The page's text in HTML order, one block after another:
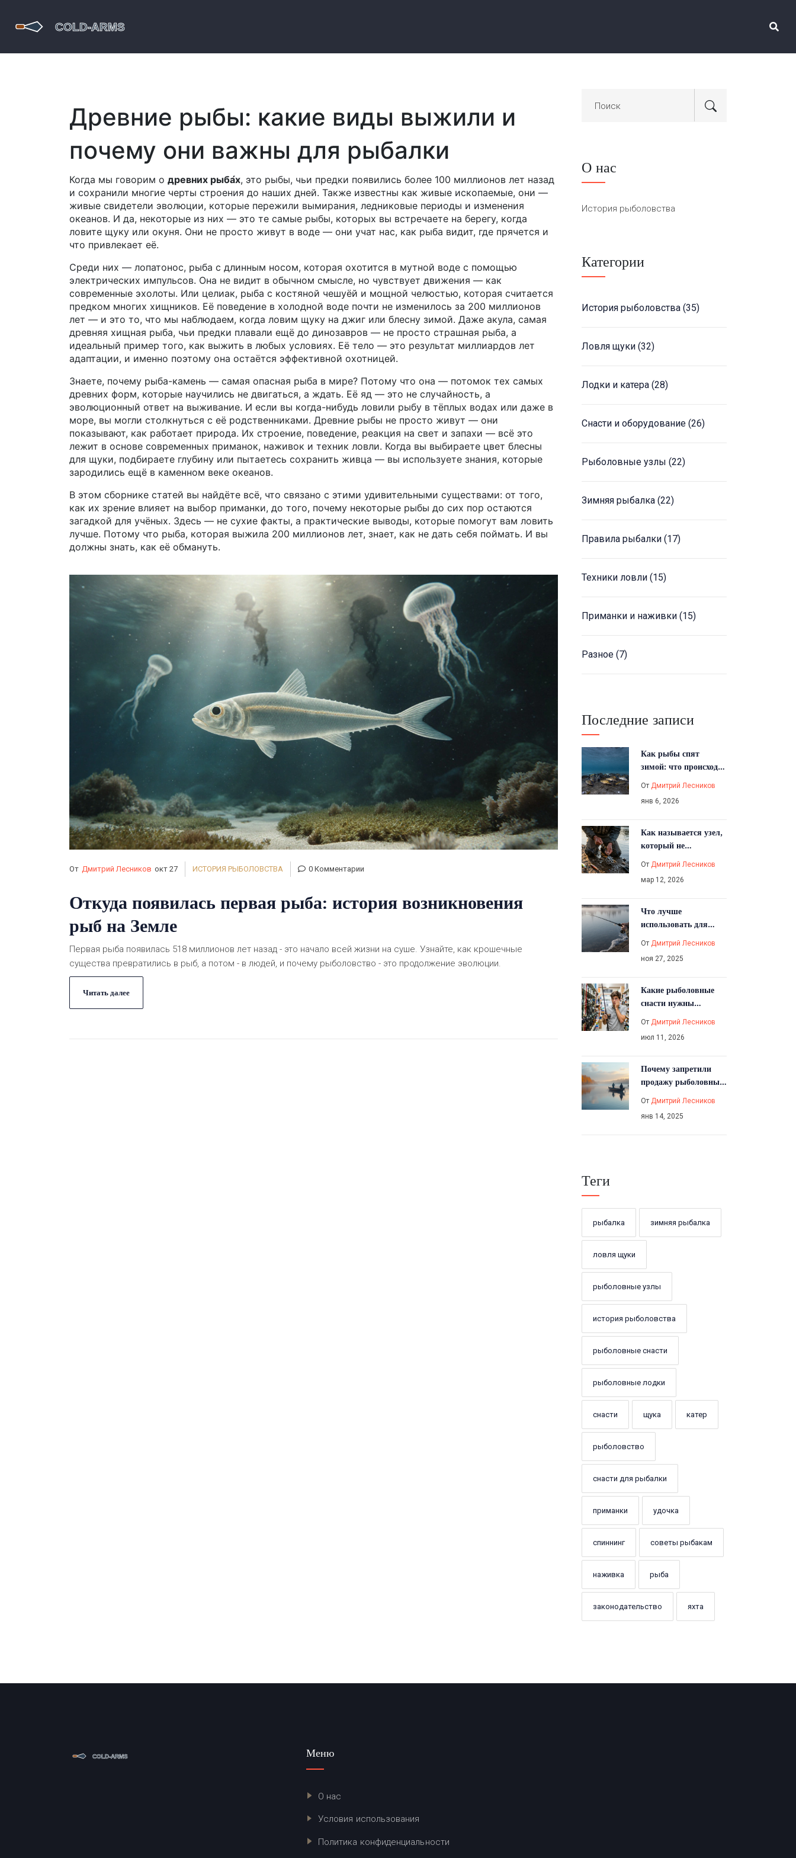
Древние рыбы: какие виды выжили и
почему они важны для рыбалки
Когда мы говорим о древних рыба́х, это рыбы, чьи предки появились более 100 миллионов лет назад
и сохранили многие черты строения до наших дней. Также известны как живые ископаемые, они —
живые свидетели эволюции, которые пережили вымирания, ледниковые периоды и изменения
океанов. И да, некоторые из них — это те самые рыбы, которых вы встречаете на берегу, когда
ловите щуку или окуня. Они не просто живут в воде — они учат нас, как рыба видит, где прячется и
что привлекает её.
Среди них — лопатонос, рыба с длинным носом, которая охотится в мутной воде с помощью
электрических импульсов. Она не видит в обычном смысле, но чувствует движения — как
современные эхолоты. Или целиак, рыба с костяной чешуёй и мощной челюстью, которая считается
предком многих хищников. Её поведение в холодной воде почти не изменилось за 200 миллионов
лет — и это то, что мы наблюдаем, когда ловим щуку на джиг или блесну зимой. Даже акула, самая
древняя хищная рыба, чьи предки плавали ещё до динозавров — не просто страшная рыба, а
идеальный пример того, как выжить в любых условиях. Её тело — это результат миллиардов лет
адаптации, и именно поэтому она остаётся эффективной охотницей.
Знаете, почему рыба-камень — самая опасная рыба в мире? Потому что она — потомок тех самых
древних форм, которые научились не двигаться, а ждать. Её яд — это не случайность, а
эволюционный ответ на выживание. И если вы когда-нибудь ловили рыбу в тёплых водах или даже в
море, вы могли столкнуться с её родственниками. Древние рыбы не просто живут — они
показывают, как работает природа. Их строение, поведение, реакция на свет и запахи — всё это
лежит в основе современных приманок, наживок и техник ловли. Когда вы выбираете цвет блесны
для щуки, подбираете глубину или пытаетесь сохранить живца — вы используете знания, которые
зародились ещё в каменном веке океанов.
В этом сборнике статей вы найдёте всё, что связано с этими удивительными существами: от того,
как их зрение влияет на выбор приманки, до того, почему некоторые рыбы до сих пор остаются
загадкой для учёных. Здесь — не сухие факты, а практические выводы, которые помогут вам ловить
лучше. Потому что рыба, которая выжила 200 миллионов лет, знает, как не дать себя поймать. И вы
должны знать, как её обмануть.
От Дмитрий Лесников окт 27 ИСТОРИЯ РЫБОЛОВСТВА 0 Комментарии
Откуда появилась первая рыба: история возникновения
рыб на Земле
Первая рыба появилась 518 миллионов лет назад - это начало всей жизни на суше. Узнайте, как крошечные
существа превратились в рыб, а потом - в людей, и почему рыболовство - это продолжение эволюции.
Читать далее
О нас
История рыболовства
Категории
История рыболовства (35)
Ловля щуки (32)
Лодки и катера (28)
Снасти и оборудование (26)
Рыболовные узлы (22)
Зимняя рыбалка (22)
Правила рыбалки (17)
Техники ловли (15)
Приманки и наживки (15)
Разное (7)
Последние записи
Как рыбы спят
зимой: что происходит
это важно для
рыбалки
От Дмитрий Лесников
янв 6, 2026
Как называется узел,
который не
название, особенности
и где его используют
От Дмитрий Лесников
мар 12, 2026
Что лучше
использовать для
приманки, снасти и
тактики 2025 года
От Дмитрий Лесников
ноя 27, 2025
Какие рыболовные
снасти нужны
по выбору удилища,
катушки и приманок
От Дмитрий Лесников
июл 11, 2026
Почему запретили
продажу рыболовных
От Дмитрий Лесников
янв 14, 2025
Теги
рыбалка зимняя рыбалка
ловля щуки
рыболовные узлы
история рыболовства
рыболовные снасти
рыболовные лодки
снасти щука катер
рыболовство
снасти для рыбалки
приманки удочка
спиннинг советы рыбакам
наживка рыба
законодательство яхта
Меню
О нас
Условия использования
Политика конфиденциальности